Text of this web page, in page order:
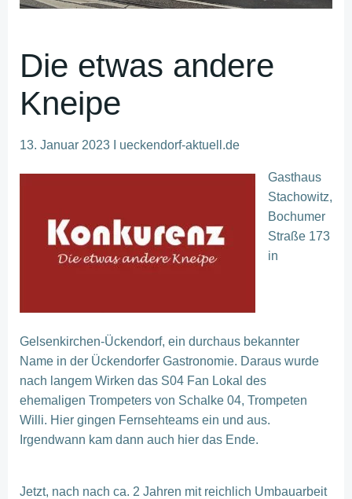
Die etwas andere
Kneipe
13. Januar 2023 I ueckendorf-aktuell.de
Gasthaus
Stachowitz,
Bochumer
Straße 173
in
Gelsenkirchen-Ückendorf, ein durchaus bekannter
Name in der Ückendorfer Gastronomie. Daraus wurde
nach langem Wirken das S04 Fan Lokal des
ehemaligen Trompeters von Schalke 04, Trompeten
Willi. Hier gingen Fernsehteams ein und aus.
Irgendwann kam dann auch hier das Ende.
Jetzt, nach nach ca. 2 Jahren mit reichlich Umbauarbeit